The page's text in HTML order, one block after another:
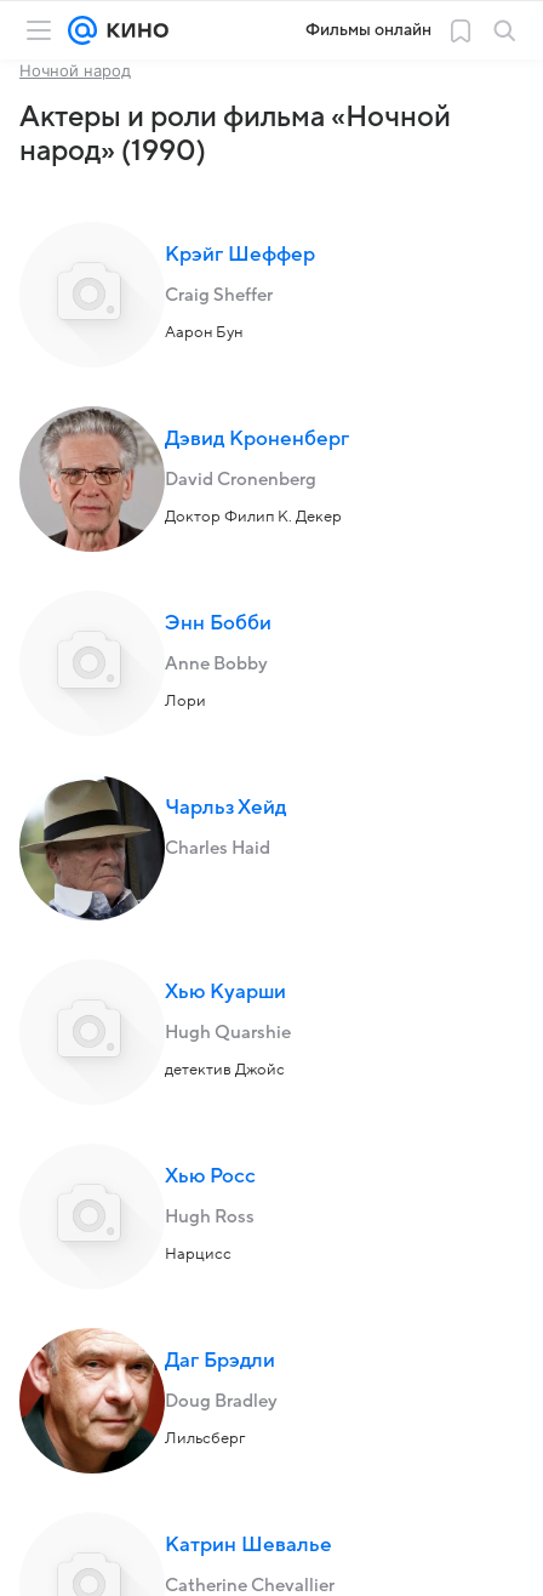
Фильмы онлайн
Ночной народ
Актеры и роли фильма «Ночной
народ» (1990)
Крэйг Шеффер
Craig Sheffer
Аарон Бун
Дэвид Кроненберг
David Cronenberg
Доктор Филип К. Декер
Энн Бобби
Anne Bobby
Лори
Чарльз Хейд
Charles Haid
Хью Куарши
Hugh Quarshie
детектив Джойс
Хью Росс
Hugh Ross
Нарцисс
Даг Брэдли
Doug Bradley
Лильсберг
Катрин Шевалье
Catherine Chevallier